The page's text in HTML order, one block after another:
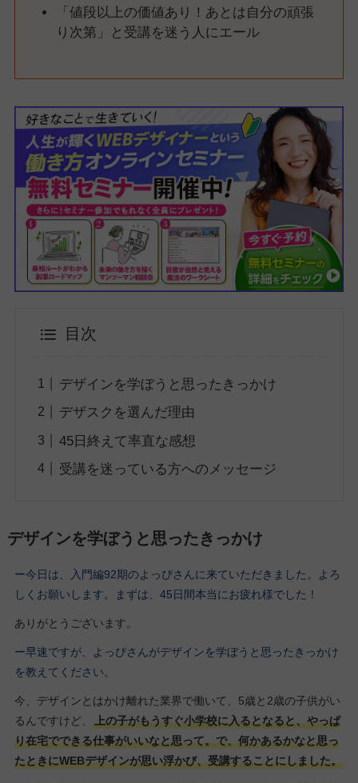
「値段以上の価値あり！あとは自分の頑張
り次第」と受講を迷う人にエール
目次
デザインを学ぼうと思ったきっかけ
デザスクを選んだ理由
45日終えて率直な感想
受講を迷っている方へのメッセージ
デザインを学ぼうと思ったきっかけ
ー今日は、入門編92期のよっぴさんに来ていただきました。よろ
しくお願いします。
まずは、45日間本当にお疲れ様でした ！
ありがとうございます。
ー早速ですが、よっぴさんがデザインを学ぼうと思ったきっかけ
を教えてください。
今、デザインとはかけ離れた業界で働いて、5歳と2歳の子供がい
るんですけど、
上の子がもうすぐ小学校に入るとなると、やっぱ
り在宅でできる仕事がいいなと思って。で、何かあるかなと思っ
たときにWEBデザインが思い浮かび、受講することにしました。